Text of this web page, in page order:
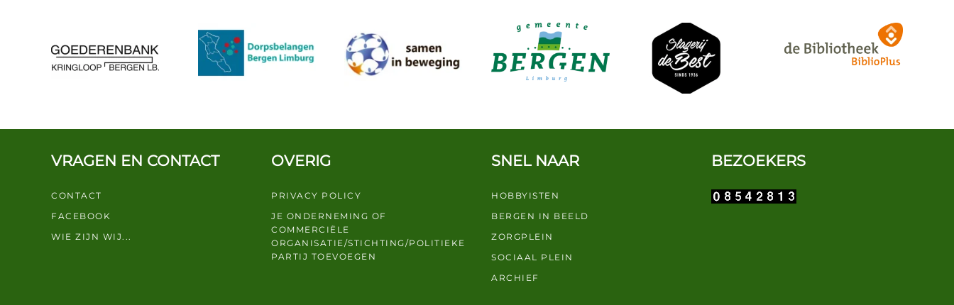
VRAGEN EN CONTACT
CONTACT
FACEBOOK
WIE ZIJN WIJ...
OVERIG
PRIVACY POLICY
JE ONDERNEMING OF
COMMERCIËLE
ORGANISATIE/STICHTING/POLITIEKE
PARTIJ TOEVOEGEN
SNEL NAAR
HOBBYISTEN
BERGEN IN BEELD
ZORGPLEIN
SOCIAAL PLEIN
ARCHIEF
BEZOEKERS